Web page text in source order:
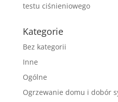
testu ciśnieniowego
Kategorie
Bez kategorii
Inne
Ogólne
Ogrzewanie domu i dobór